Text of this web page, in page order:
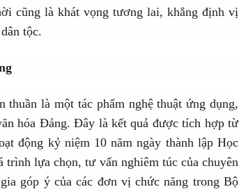
cũng là khát vọng tương lai, khẳng định vị
tộc.
là một tác phẩm nghệ thuật ứng dụng,
hóa Đảng. Đây là kết quả được tích hợp từ
động kỷ niệm 10 năm ngày thành lập Học
lựa chọn, tư vấn nghiêm túc của chuyên
góp ý của các đơn vị chức năng trong Bộ